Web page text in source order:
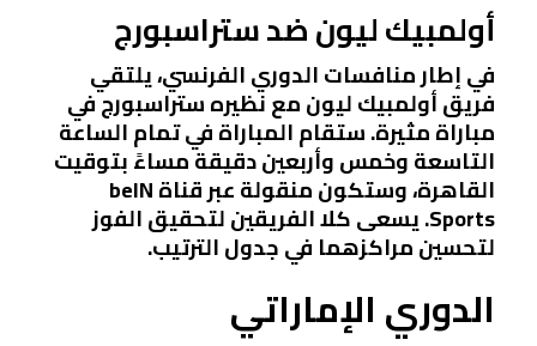
أولمبيك ليون ضد ستراسبورج
في إطار منافسات الدوري الفرنسي، يلتقي
فريق أولمبيك ليون مع نظيره ستراسبورج في
مباراة مثيرة. ستقام المباراة في تمام الساعة
التاسعة وخمس وأربعين دقيقة مساءً بتوقيت
القاهرة، وستكون منقولة عبر قناة beIN
Sports. يسعى كلا الفريقين لتحقيق الفوز
لتحسين مراكزهما في جدول الترتيب.
الدوري الإماراتي